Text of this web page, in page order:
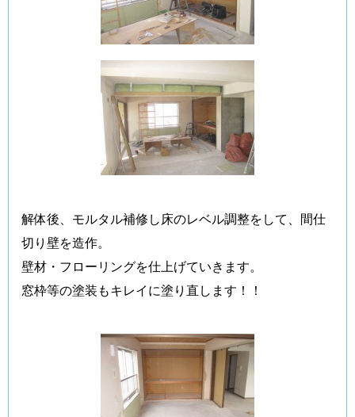
解体後、モルタル補修し床のレベル調整をして、間仕
切り壁を造作。
壁材・フローリングを仕上げていきます。
窓枠等の塗装もキレイに塗り直します！！